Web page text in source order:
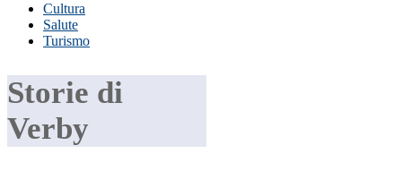
Cultura
Salute
Turismo
Storie di
Verby